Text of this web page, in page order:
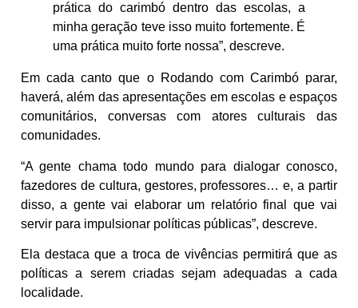
prática do carimbó dentro das escolas, a
minha geração teve isso muito fortemente. É
uma prática muito forte nossa”, descreve.
Em cada canto que o Rodando com Carimbó parar,
haverá, além das apresentações em escolas e espaços
comunitários, conversas com atores culturais das
comunidades.
“A gente chama todo mundo para dialogar conosco,
fazedores de cultura, gestores, professores… e, a partir
disso, a gente vai elaborar um relatório final que vai
servir para impulsionar políticas públicas”, descreve.
Ela destaca que a troca de vivências permitirá que as
políticas a serem criadas sejam adequadas a cada
localidade.